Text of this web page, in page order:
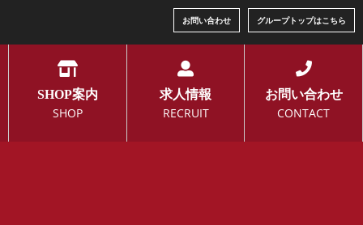
お問い合わせ グループトップはこちら
SHOP案内
SHOP
求人情報
RECRUIT
お問い合わせ
CONTACT